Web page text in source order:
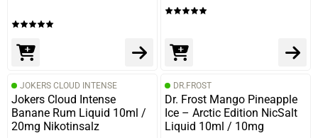
JOKERS CLOUD INTENSE
Jokers Cloud Intense
Banane Rum Liquid 10ml /
20mg Nikotinsalz
DR.FROST
Dr. Frost Mango Pineapple
Ice – Arctic Edition NicSalt
Liquid 10ml / 10mg